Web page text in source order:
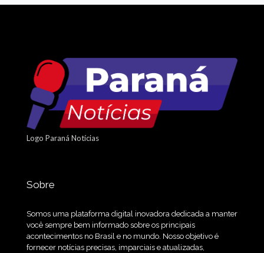
Logo Paraná Notícias
Sobre
Somos uma plataforma digital inovadora dedicada a manter
você sempre bem informado sobre os principais
acontecimentos no Brasil e no mundo. Nosso objetivo é
fornecer notícias precisas, imparciais e atualizadas,